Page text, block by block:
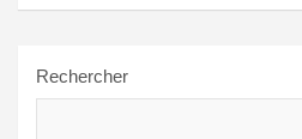
Rechercher